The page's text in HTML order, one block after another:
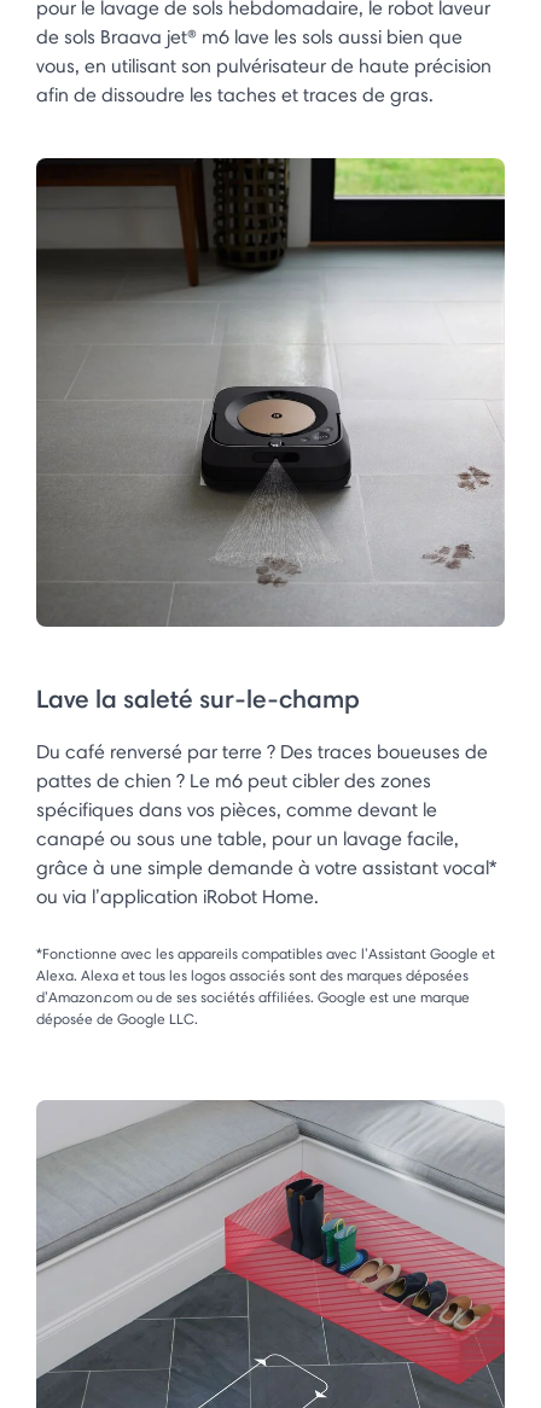
pour le lavage de sols hebdomadaire, le robot laveur
de sols Braava jet® m6 lave les sols aussi bien que
vous, en utilisant son pulvérisateur de haute précision
afin de dissoudre les taches et traces de gras.
Lave la saleté sur-le-champ
Du café renversé par terre ? Des traces boueuses de
pattes de chien ? Le m6 peut cibler des zones
spécifiques dans vos pièces, comme devant le
canapé ou sous une table, pour un lavage facile,
grâce à une simple demande à votre assistant vocal*
ou via l’application iRobot Home.
*Fonctionne avec les appareils compatibles avec l’Assistant Google et
Alexa. Alexa et tous les logos associés sont des marques déposées
d’Amazon.com ou de ses sociétés affiliées. Google est une marque
déposée de Google LLC.